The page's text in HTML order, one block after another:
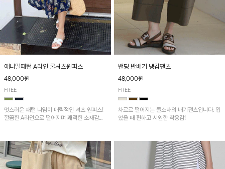
애니멀패턴 A라인 쿨셔츠원피스
48,000원
FREE
멋스러운 패턴 나염이 매력적인 셔츠 원피스!
깔끔한 A라인으로 떨어지며 쾌적한 소재감으
밴딩 반배기 냉감팬츠
48,000원
FREE
차르르 떨어지는 쿨소재의 배기팬츠입니다. 입
었을 때 편하고 시원한 착용감!